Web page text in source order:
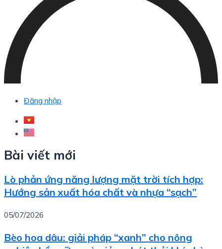
Đăng nhập
Bài viết mới
Lò phản ứng năng lượng mặt trời tích hợp:
Hướng sản xuất hóa chất và nhựa “sạch”
05/07/2026
Bèo hoa dâu: giải pháp “xanh” cho nông